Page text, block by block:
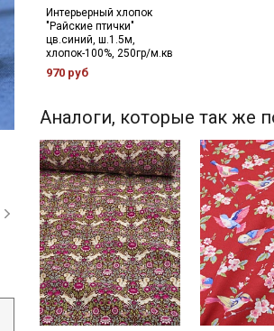
Интерьерный хлопок
"Райские птички"
цв.синий, ш.1.5м,
хлопок-100%, 250гр/м.кв
970 руб
Аналоги, которые так же
Купава
Мы публикуем здесь
промокоды и скидки до
категории
Электронная почта